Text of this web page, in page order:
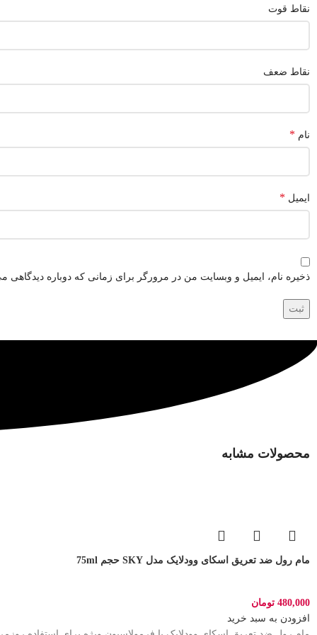
نقاط قوت
نقاط ضعف
نام *
ایمیل *
ذخیره نام، ایمیل و وبسایت من در مرورگر برای زمانی که دوباره دیدگاهی
محصولات مشابه
مام رول ضد تعریق اسکای وودلایک مدل SKY حجم 75ml
480,000 تومان
افزودن به سبد خرید